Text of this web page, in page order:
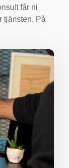
får ni
tjänsten. På